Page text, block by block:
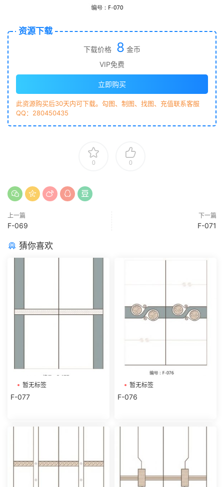
资源下载
下载价格 8 金币
VIP免费
立即购买
此资源购买后30天内可下载。勾图、制图、找图、充值联系客服
QQ：280450435
0 0
上一篇
F-069
下一篇
F-071
猜你喜欢
暂无标签
F-077
暂无标签
F-076